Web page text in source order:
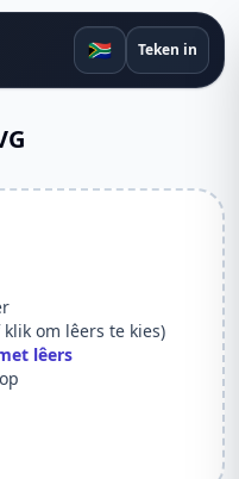
🇿🇦 Teken in
om lêers te kies)
lêers